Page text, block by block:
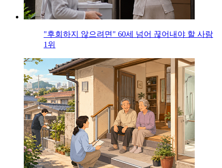
"후회하지 않으려면" 60세 넘어 끊어내야 할 사람
1위